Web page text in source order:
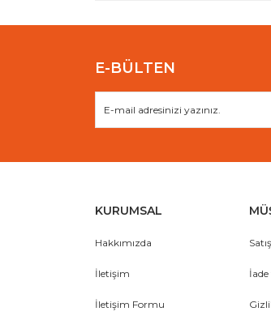
Bu ürüne benzer farklı
E-BÜLTEN
KURUMSAL
Hakkımızda
İletişim
İletişim Formu